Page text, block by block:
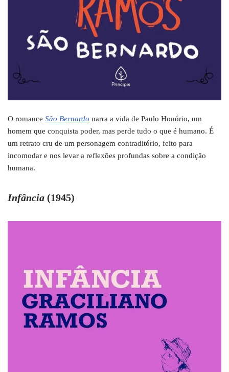
O romance São Bernardo narra a vida de Paulo Honório, um
homem que conquista poder, mas perde tudo o que é humano. É
um retrato cru de um personagem contraditório, feito para
incomodar e nos levar a reflexões profundas sobre a condição
humana.
Infância (1945)